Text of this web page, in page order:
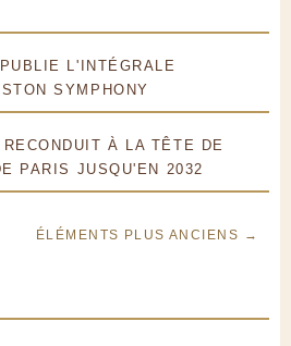
L'INTÉGRALE
SYMPHONY
À LA TÊTE DE
PARIS JUSQU'EN 2032
ÉLÉMENTS PLUS ANCIENS →